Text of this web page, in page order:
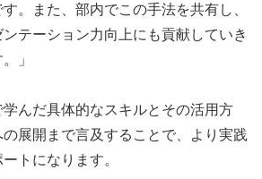
。また、部内でこの手法を共有し、
テーション力向上にも貢献していき
」
んだ具体的なスキルとその活用方
展開まで言及することで、より実践
トになります。